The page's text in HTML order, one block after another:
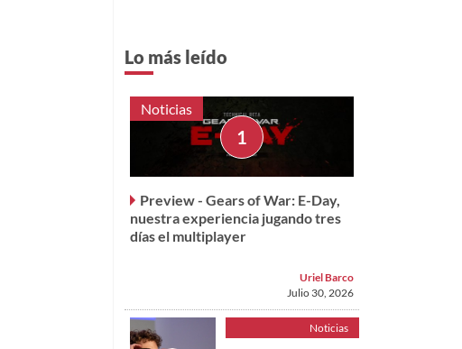
Lo más leído
Noticias
Preview - Gears of War: E-Day,
nuestra experiencia jugando tres
días el multiplayer
Uriel Barco
Julio 30, 2026
Noticias